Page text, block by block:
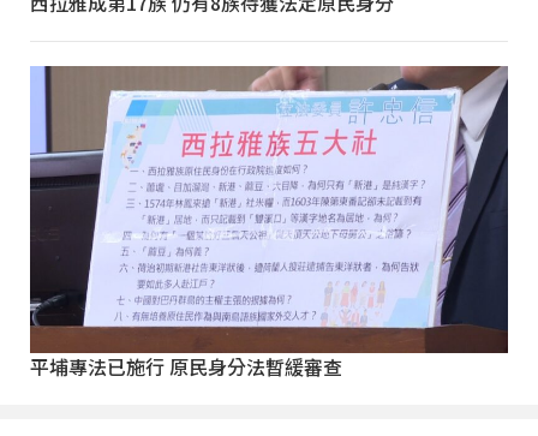
平埔專法已施行 原民身分法暫緩審查